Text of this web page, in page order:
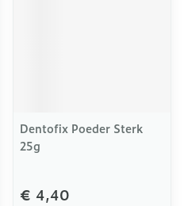
Dentofix Poeder Sterk
25g
€ 4,40